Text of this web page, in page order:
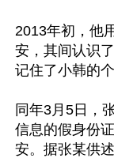
2013年初，他
安，其间认识
记住了小韩的
同年3月5日，
信息的假身份
安。据张某供